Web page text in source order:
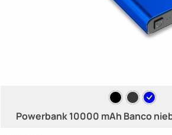
Powerbank 10000 mAh Banco